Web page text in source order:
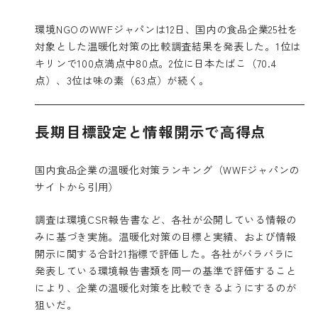
環境NGOのWWFジャパンは12日、国内の食品企業25社を
対象とした温暖化対策の比較調査結果を発表した。1位は
キリンで100点満点中80点。2位に日本たばこ（70.4
点）、3位は味の素（63点）が続く。
長期目標設定と情報開示で高得点
国内食品企業の温暖化対策ランキング（WWFジャパンの
サイトから引用）
調査は環境CSR報告書など、各社が公開している情報の
みに基づき実施。温暖化対策の目標と実績、および情報
開示に関する合計21指標で評価した。各社がバラバラに
発表している環境報告書類を同一の基準で評価すること
により、企業の温暖化対策を比較できるようにするのが
狙いだ。